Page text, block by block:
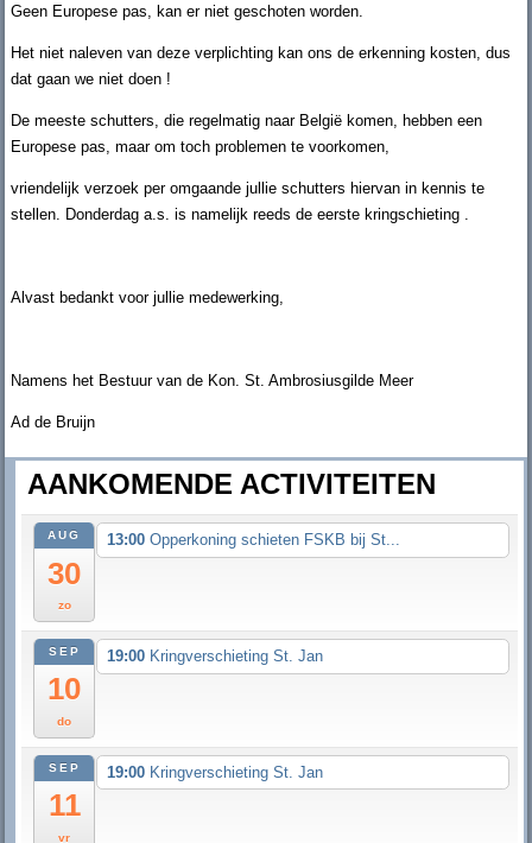
Geen Europese pas, kan er niet geschoten worden.
Het niet naleven van deze verplichting kan ons de erkenning kosten, dus
dat gaan we niet doen !
De meeste schutters, die regelmatig naar België komen, hebben een
Europese pas, maar om toch problemen te voorkomen,
vriendelijk verzoek per omgaande jullie schutters hiervan in kennis te
stellen. Donderdag a.s. is namelijk reeds de eerste kringschieting .
Alvast bedankt voor jullie medewerking,
Namens het Bestuur van de Kon. St. Ambrosiusgilde Meer
Ad de Bruijn
AANKOMENDE ACTIVITEITEN
AUG
30
zo
13:00 Opperkoning schieten FSKB bij St...
SEP
10
do
19:00 Kringverschieting St. Jan
SEP
11
vr
19:00 Kringverschieting St. Jan